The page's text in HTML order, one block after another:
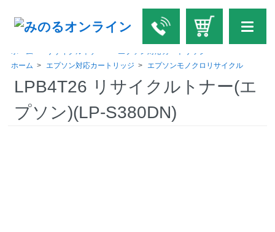
ホーム リサイクルトナー
エプソン対応カートリッジ
ホーム > エプソン対応カートリッジ > エプソンモノクロリサイクル
LPB4T26 リサイクルトナー(エ
プソン)(LP-S380DN)